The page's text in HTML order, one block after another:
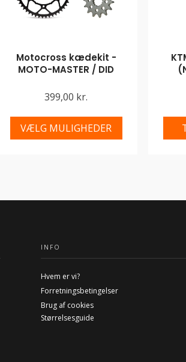
Motocross kædekit -
MOTO-MASTER / DID
399,00 kr.
VÆLG MULIGHEDER
INFO
Hvem er vi?
Forretningsbetingelser
Brug af cookies
Størrelsesguide